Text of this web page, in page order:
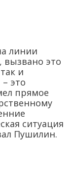
линии
вызвано это
и
это
прямое
ситуация
Пушилин.